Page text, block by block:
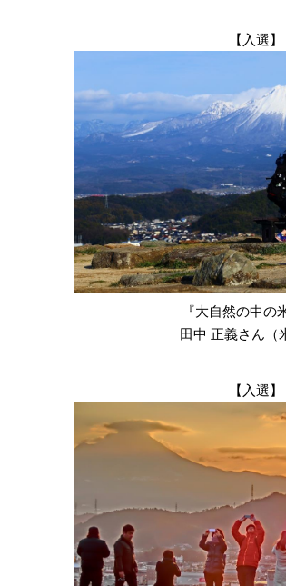
【入選】
『大自然の中の
田中 正義さん（
【入選】